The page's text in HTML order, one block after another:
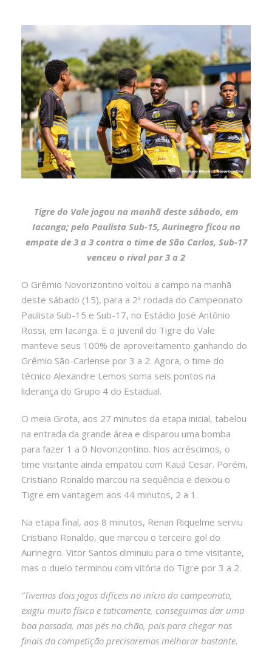
Tigre do Vale jogou na manhã deste sábado, em
Iacanga; pelo Paulista Sub-15, Aurinegro ficou no
empate de 3 a 3 contra o time de São Carlos, Sub-17
venceu o rival por 3 a 2
O Grêmio Novorizontino voltou a campo na manhã
deste sábado (15), para a 2ª rodada do Campeonato
Paulista Sub-15 e Sub-17, no Estádio José Antônio
Rossi, em Iacanga. E o juvenil do Tigre do Vale
manteve seus 100% de aproveitamento ganhando do
Grêmio São-Carlense por 3 a 2. Agora, o time do
técnico Alexandre Lemos soma seis pontos na
liderança do Grupo 4 do Estadual.
O meia Grota, aos 27 minutos da etapa inicial, tabelou
na entrada da grande área e disparou uma bomba
para fazer 1 a 0 Novorizontino. Nos acréscimos, o
time visitante ainda empatou com Kauã Cesar. Porém,
Cristiano Ronaldo marcou na sequência e deixou o
Tigre em vantagem aos 44 minutos, 2 a 1.
Na etapa final, aos 8 minutos, Renan Riquelme serviu
Cristiano Ronaldo, que marcou o terceiro gol do
Aurinegro. Vitor Santos diminuiu para o time visitante,
mas o duelo terminou com vitória do Tigre por 3 a 2.
“Tivemos dois jogos difíceis no início do campeonato,
exigiu muito física e taticamente, conseguimos dar uma
boa passada, mas pés no chão, pois para chegar nas
finais da competição precisaremos melhorar bastante.